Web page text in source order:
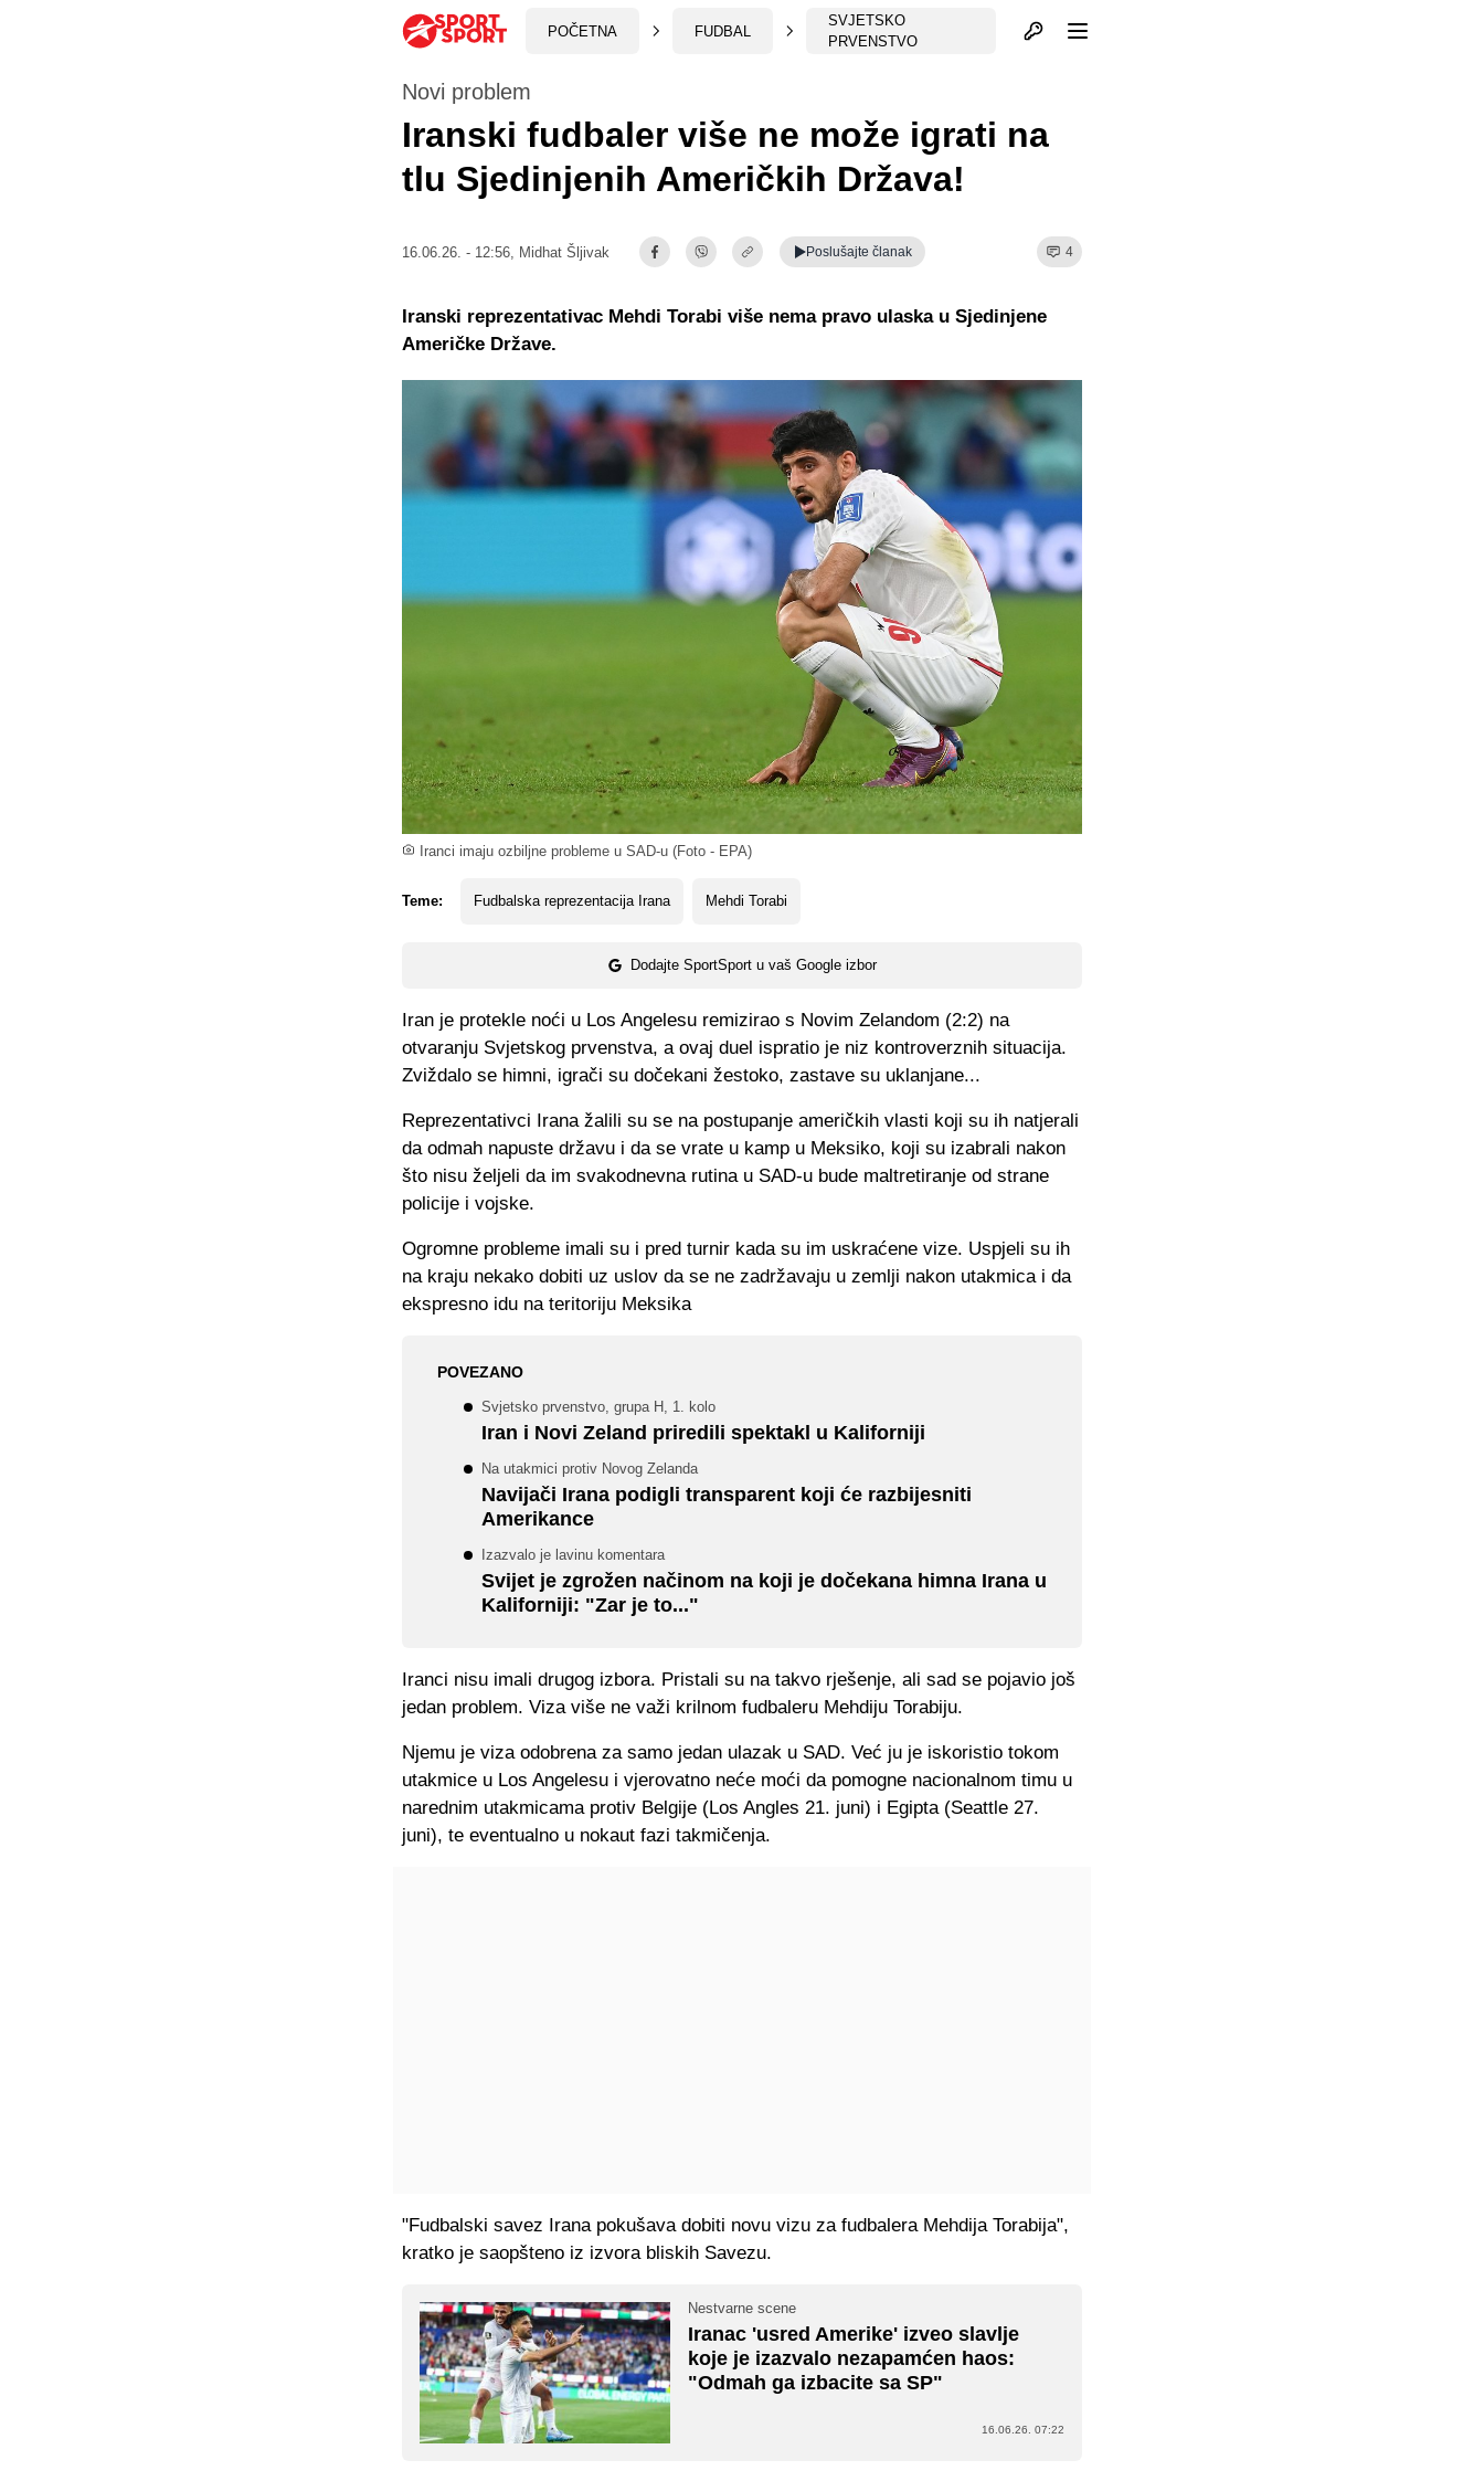
POČETNA FUDBAL
SVJETSKO
PRVENSTVO
Otvori profil
Iranci imaju ozbiljne probleme u SAD-u (Foto - EPA)
Novi problem
Iranski fudbaler više ne može igrati na
tlu Sjedinjenih Američkih Država!
16.06.26. - 12:56, Midhat Šljivak Poslušajte članak 4
Teme: Fudbalska reprezentacija Irana Mehdi Torabi
Dodajte SportSport u vaš Google izbor
Iranski reprezentativac Mehdi Torabi više nema pravo ulaska u Sjedinjene
Američke Države.
Iran je protekle noći u Los Angelesu remizirao s Novim Zelandom (2:2) na
otvaranju Svjetskog prvenstva, a ovaj duel ispratio je niz kontroverznih situacija.
Zviždalo se himni, igrači su dočekani žestoko, zastave su uklanjane...
Reprezentativci Irana žalili su se na postupanje američkih vlasti koji su ih natjerali
da odmah napuste državu i da se vrate u kamp u Meksiko, koji su izabrali nakon
što nisu željeli da im svakodnevna rutina u SAD-u bude maltretiranje od strane
policije i vojske.
Ogromne probleme imali su i pred turnir kada su im uskraćene vize. Uspjeli su ih
na kraju nekako dobiti uz uslov da se ne zadržavaju u zemlji nakon utakmica i da
ekspresno idu na teritoriju Meksika
POVEZANO
Svjetsko prvenstvo, grupa H, 1. kolo
Iran i Novi Zeland priredili spektakl u Kaliforniji
Na utakmici protiv Novog Zelanda
Navijači Irana podigli transparent koji će razbijesniti
Amerikance
Izazvalo je lavinu komentara
Svijet je zgrožen načinom na koji je dočekana himna Irana u
Kaliforniji: "Zar je to..."
Iranci nisu imali drugog izbora. Pristali su na takvo rješenje, ali sad se pojavio još
jedan problem. Viza više ne važi krilnom fudbaleru Mehdiju Torabiju.
Njemu je viza odobrena za samo jedan ulazak u SAD. Već ju je iskoristio tokom
utakmice u Los Angelesu i vjerovatno neće moći da pomogne nacionalnom timu u
narednim utakmicama protiv Belgije (Los Angles 21. juni) i Egipta (Seattle 27.
juni), te eventualno u nokaut fazi takmičenja.
"Fudbalski savez Irana pokušava dobiti novu vizu za fudbalera Mehdija Torabija",
kratko je saopšteno iz izvora bliskih Savezu.
Nestvarne scene
Iranac 'usred Amerike' izveo slavlje
koje je izazvalo nezapamćen haos:
"Odmah ga izbacite sa SP"
16.06.26. 07:22